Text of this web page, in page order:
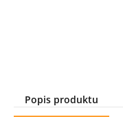
Popis produktu